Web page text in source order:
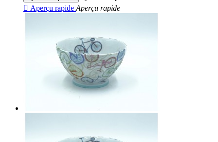
 Aperçu rapide Aperçu rapide